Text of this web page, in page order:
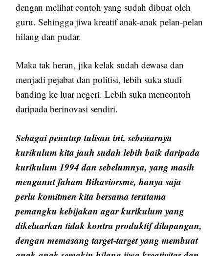
dengan melihat contoh yang sudah dibuat oleh
guru. Sehingga jiwa kreatif anak-anak pelan-pelan
hilang dan pudar.
Maka tak heran, jika kelak sudah dewasa dan
menjadi pejabat dan politisi, lebih suka studi
banding ke luar negeri. Lebih suka mencontoh
daripada berinovasi sendiri.
Sebagai penutup tulisan ini, sebenarnya
kurikulum kita jauh sudah lebih baik daripada
kurikulum 1994 dan sebelumnya, yang masih
menganut faham Bihaviorsme, hanya saja
perlu komitmen kita bersama terutama
pemangku kebijakan agar kurikulum yang
dikeluarkan tidak kontra produktif dilapangan,
dengan memasang target-target yang membuat